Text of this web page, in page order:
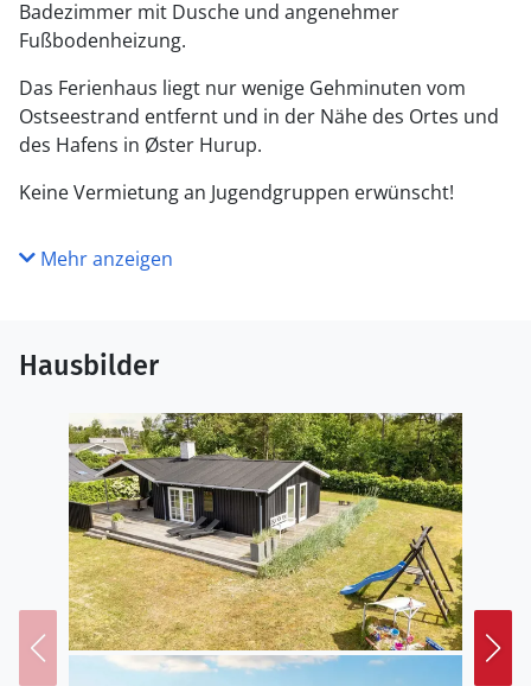
Badezimmer mit Dusche und angenehmer
Fußbodenheizung.
Das Ferienhaus liegt nur wenige Gehminuten vom
Ostseestrand entfernt und in der Nähe des Ortes und
des Hafens in Øster Hurup.
Keine Vermietung an Jugendgruppen erwünscht!
Mehr anzeigen
Hausbilder